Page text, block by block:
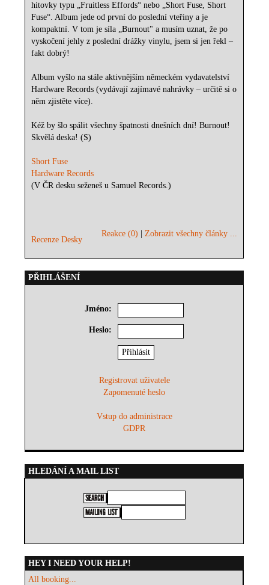
hitovky typu „Fruitless Effords“ nebo „Short Fuse, Short
Fuse“. Album jede od první do poslední vteřiny a je
kompaktní. V tom je síla „Burnout" a musím uznat, že po
vyskočení jehly z poslední drážky vinylu, jsem si jen řekl –
fakt dobrý!
Album vyšlo na stále aktivnějším německém vydavatelství
Hardware Records (vydávají zajímavé nahrávky – určitě si o
něm zjistěte více).
Kéž by šlo spálit všechny špatnosti dnešních dní! Burnout!
Skvělá deska! (S)
Short Fuse
Hardware Records
(V ČR desku seženeš u Samuel Records.)
Recenze Desky
Reakce (0) |Zobrazit všechny články ...
PŘIHLÁŠENÍ
Jméno:
Heslo:
Registrovat uživatele
Zapomenuté heslo
Vstup do administrace
GDPR
HLEDÁNÍ A MAIL LIST
HEY I NEED YOUR HELP!
All booking...